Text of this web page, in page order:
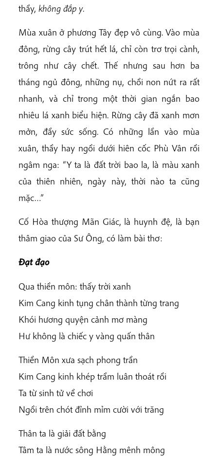
thầy, không đắp y.
Mùa xuân ở phương Tây đẹp vô cùng. Vào mùa
đông, rừng cây trút hết lá, chỉ còn trơ trọi cành,
trông như cây chết. Thế nhưng sau hơn ba
tháng ngủ đông, những nụ, chồi non nứt ra rất
nhanh, và chỉ trong một thời gian ngắn bao
nhiêu lá xanh biểu hiện. Rừng cây đã xanh mơn
mởn, đầy sức sống. Có những lần vào mùa
xuân, thầy hay ngồi dưới hiên cốc Phù Vân rồi
ngâm nga: “Y ta là đất trời bao la, là màu xanh
của thiên nhiên, ngày này, thời nào ta cũng
mặc…”
Cố Hòa thượng Mãn Giác, là huynh đệ, là bạn
thâm giao của Sư Ông, có làm bài thơ:
Đạt đạo
Qua thiền môn: thấy trời xanh
Kim Cang kinh tụng chân thành từng trang
Khói hương quyện cảnh mơ màng
Hư không là chiếc y vàng quấn thân
Thiền Môn xưa sạch phong trần
Kim Cang kinh khép trầm luân thoát rồi
Ta từ sinh tử về chơi
Ngồi trên chót đỉnh mỉm cười với trăng
Thân ta là giải đất bằng
Tâm ta là nước sông Hằng mênh mông